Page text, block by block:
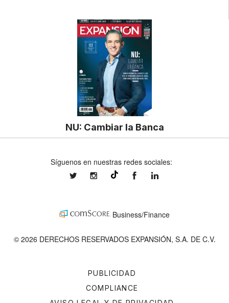
NU: Cambiar la Banca
PUBLICIDAD
COMPLIANCE
Síguenos en nuestras redes sociales:
expansionmxexpansionmx ExpansionMex
Business/Finance
© 2026 DERECHOS RESERVADOS EXPANSIÓN, S.A. DE C.V.